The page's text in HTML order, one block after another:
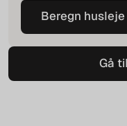
Beregn husleje
Beregn husleje
Gå
Gå